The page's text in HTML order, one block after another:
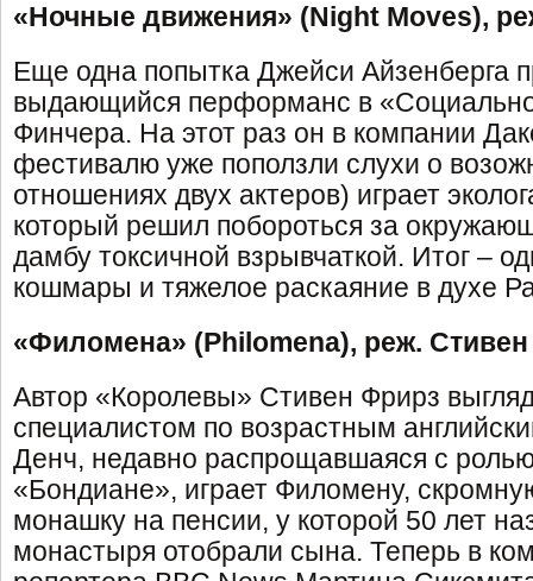
«Ночные движения» (Night Moves),
Еще одна попытка Джейси Айзенберга
выдающийся перформанс в
Финчера. На этот раз он в компании
фестивалю уже поползли слухи о
отношениях двух актеров) играет
который решил побороться за
дамбу токсичной взрывчаткой. Итог –
кошмары и тяжелое раскаяние в духе
«Филомена» (Philomena), реж.
Автор «Королевы» Стивен Фрирз
специалистом по возрастным
Денч, недавно распрощавшаяся с
«Бондиане», играет Филомену,
монашку на пенсии, у которой 50 лет
монастыря отобрали сына. Теперь в